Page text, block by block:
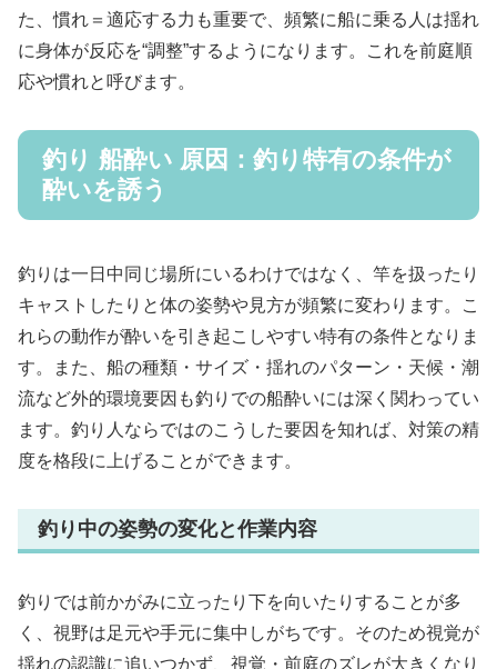
た、慣れ＝適応する力も重要で、頻繁に船に乗る人は揺れ
に身体が反応を“調整”するようになります。これを前庭順
応や慣れと呼びます。
釣り 船酔い 原因：釣り特有の条件が
酔いを誘う
釣りは一日中同じ場所にいるわけではなく、竿を扱ったり
キャストしたりと体の姿勢や見方が頻繁に変わります。こ
れらの動作が酔いを引き起こしやすい特有の条件となりま
す。また、船の種類・サイズ・揺れのパターン・天候・潮
流など外的環境要因も釣りでの船酔いには深く関わってい
ます。釣り人ならではのこうした要因を知れば、対策の精
度を格段に上げることができます。
釣り中の姿勢の変化と作業内容
釣りでは前かがみに立ったり下を向いたりすることが多
く、視野は足元や手元に集中しがちです。そのため視覚が
揺れの認識に追いつかず、視覚・前庭のズレが大きくなり